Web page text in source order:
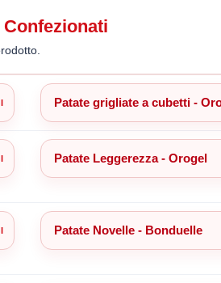
Patate grigliate a cubetti -
Patate Leggerezza - Orogel
Patate Novelle - Bonduelle